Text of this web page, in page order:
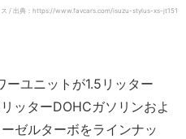
ス / 出典：https://www.favcars.com/isuzu-stylus-xs-jt151
ユニットが1.5リッター
ッターDOHCガソリンおよ
ゼルターボをラインナッ